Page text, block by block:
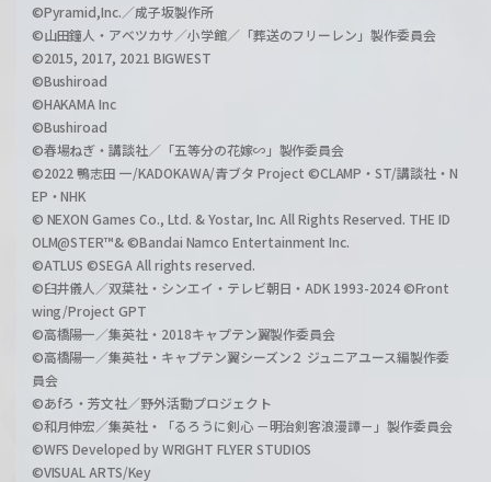
©Pyramid,Inc.／成子坂製作所
©山田鐘人・アベツカサ／小学館／「葬送のフリーレン」製作委員会
©2015, 2017, 2021 BIGWEST
©Bushiroad
©HAKAMA Inc
©Bushiroad
©春場ねぎ・講談社／「五等分の花嫁∽」製作委員会
©2022 鴨志田 一/KADOKAWA/青ブタ Project ©CLAMP・ST/講談社・N
EP・NHK
© NEXON Games Co., Ltd. & Yostar, Inc. All Rights Reserved. THE ID
OLM@STER™& ©Bandai Namco Entertainment Inc.
©ATLUS ©SEGA All rights reserved.
©臼井儀人／双葉社・シンエイ・テレビ朝日・ADK 1993-2024 ©Front
wing/Project GPT
©高橋陽一／集英社・2018キャプテン翼製作委員会
©高橋陽一／集英社・キャプテン翼シーズン２ ジュニアユース編製作委
員会
©あfろ・芳文社／野外活動プロジェクト
©和月伸宏／集英社・「るろうに剣心 －明治剣客浪漫譚－」製作委員会
©WFS Developed by WRIGHT FLYER STUDIOS
©VISUAL ARTS/Key